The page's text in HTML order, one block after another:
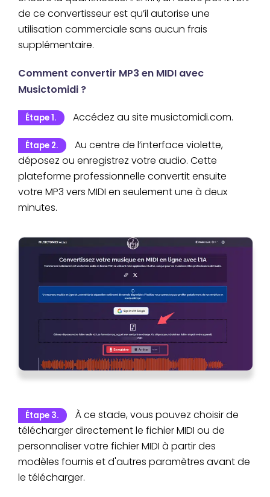
de ce convertisseur est qu’il autorise une
utilisation commerciale sans aucun frais
supplémentaire.
Comment convertir MP3 en MIDI avec
Musictomidi ?
Étape 1. Accédez au site musictomidi.com.
Étape 2.
Au centre de l’interface violette,
déposez ou enregistrez votre audio. Cette
plateforme professionnelle convertit ensuite
votre MP3 vers MIDI en seulement une à deux
minutes.
Étape 3.
À ce stade, vous pouvez choisir de
télécharger directement le fichier MIDI ou de
personnaliser votre fichier MIDI à partir des
modèles fournis et d'autres paramètres avant de
le télécharger.